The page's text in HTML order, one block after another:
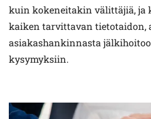
kuin kokeneitakin välittäjiä, ja
kaiken tarvittavan tietotaidon,
asiakashankinnasta
kysymyksiin.